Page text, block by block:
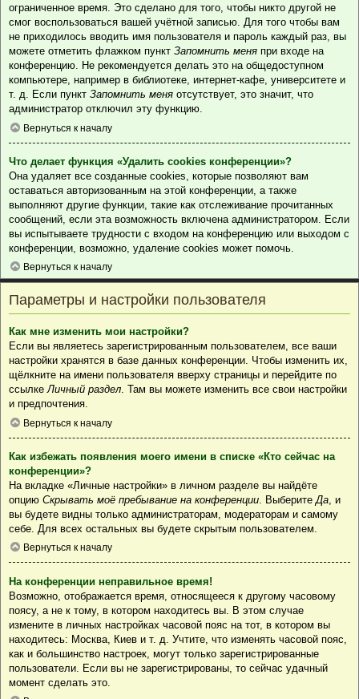
ограниченное время. Это сделано для того, чтобы никто другой не
смог воспользоваться вашей учётной записью. Для того чтобы вам
не приходилось вводить имя пользователя и пароль каждый раз, вы
можете отметить флажком пункт Запомнить меня при входе на
конференцию. Не рекомендуется делать это на общедоступном
компьютере, например в библиотеке, интернет-кафе, университете и
т. д. Если пункт Запомнить меня отсутствует, это значит, что
администратор отключил эту функцию.
Вернуться к началу
Что делает функция «Удалить cookies конференции»?
Она удаляет все созданные cookies, которые позволяют вам
оставаться авторизованным на этой конференции, а также
выполняют другие функции, такие как отслеживание прочитанных
сообщений, если эта возможность включена администратором. Если
вы испытываете трудности с входом на конференцию или выходом с
конференции, возможно, удаление cookies может помочь.
Вернуться к началу
Параметры и настройки пользователя
Как мне изменить мои настройки?
Если вы являетесь зарегистрированным пользователем, все ваши
настройки хранятся в базе данных конференции. Чтобы изменить их,
щёлкните на имени пользователя вверху страницы и перейдите по
ссылкеЛичный раздел. Там вы можете изменить все свои настройки
и предпочтения.
Вернуться к началу
Как избежать появления моего имени в списке «Кто сейчас на
конференции»?
На вкладке «Личные настройки» в личном разделе вы найдёте
опцию Скрывать моё пребывание на конференции . Выберите Да , и
вы будете видны только администраторам, модераторам и самому
себе. Для всех остальных вы будете скрытым пользователем.
Вернуться к началу
На конференции неправильное время!
Возможно, отображается время, относящееся к другому часовому
поясу, а не к тому, в котором находитесь вы. В этом случае
измените в личных настройках часовой пояс на тот, в котором вы
находитесь: Москва, Киев и т. д. Учтите, что изменять часовой пояс,
как и большинство настроек, могут только зарегистрированные
пользователи. Если вы не зарегистрированы, то сейчас удачный
момент сделать это.